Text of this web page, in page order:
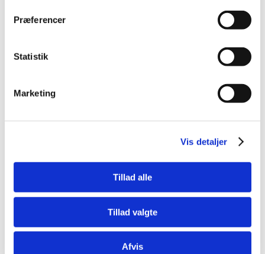
Præferencer
Statistik
Marketing
Vis detaljer
Tillad alle
Tillad valgte
Afvis
42122976 42122977